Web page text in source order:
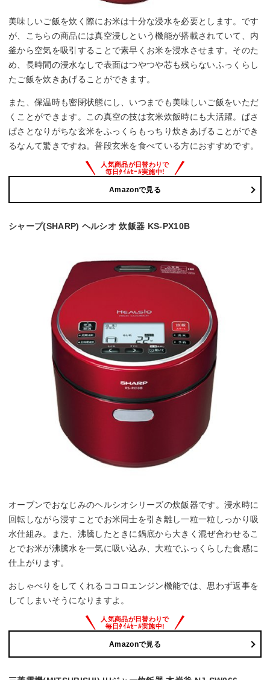
美味しいご飯を炊く際にお米は十分な浸水を必要とします。です
が、こちらの商品には真空浸しという機能が搭載されていて、内
釜から空気を吸引することで素早くお米を浸水させます。そのた
め、長時間の浸水なしで表面はつやつや芯も残らないふっくらし
たご飯を炊きあげることができます。
また、保温時も密閉状態にし、いつまでも美味しいご飯をいただ
くことができます。この真空の技は玄米炊飯時にも大活躍。ぱさ
ぱさとなりがちな玄米をふっくらもっちり炊きあげることができ
るなんて驚きですね。普段玄米を食べている方におすすめです。
Amazonで見る
シャープ(SHARP) ヘルシオ 炊飯器 KS-PX10B
オーブンでおなじみのヘルシオシリーズの炊飯器です。浸水時に
回転しながら浸すことでお米同士を引き離し一粒一粒しっかり吸
水仕組み。また、沸騰したときに鍋底から大きく混ぜ合わせるこ
とでお米が沸騰水を一気に吸い込み、大粒でふっくらした食感に
仕上がります。
おしゃべりをしてくれるココロエンジン機能では、思わず返事を
してしまいそうになりますよ。
Amazonで見る